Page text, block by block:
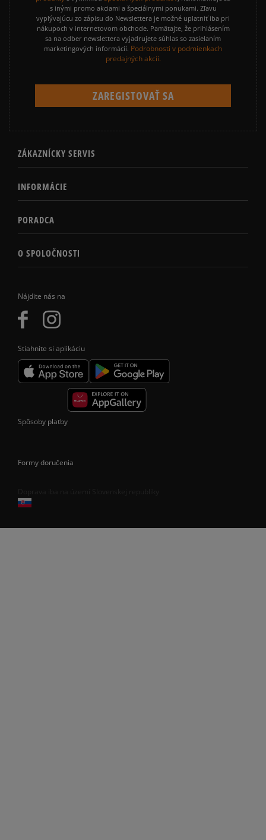
Nájdite nás na
Stiahnite si aplikáciu
s inými promo akciami a špeciálnymi ponukami. Zľavu
vyplývajúcu zo zápisu do Newslettera je možné uplatniť iba pri
nákupoch v internetovom obchode. Pamätajte, že prihlásením
sa na odber newslettera vyjadrujete súhlas so zasielaním
marketingových informácií. Podrobnosti v podmienkach
predajných akcií.
ZÁKAZNÍCKY SERVIS
INFORMÁCIE
PORADCA
O SPOLOČNOSTI
Spôsoby platby
Formy doručenia